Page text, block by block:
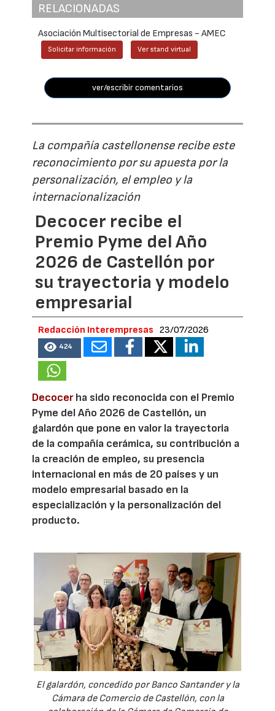
RELACIONADAS
Asociación Multisectorial de Empresas - AMEC
Solicitar información Ver stand virtual
ver/escribir comentarios
La compañía castellonense recibe este
reconocimiento por su apuesta por la
personalización, el empleo y la
internacionalización
Decocer recibe el
Premio Pyme del Año
2026 de Castellón por
su trayectoria y modelo
empresarial
Redacción Interempresas 23/07/2026
424
Decocerha sido reconocida con el Premio
Pyme del Año 2026 de Castellón, un
galardón que pone en valor la trayectoria
de la compañía cerámica, su contribución a
la creación de empleo, su presencia
internacional en más de 20 países y un
modelo empresarial basado en la
especialización y la personalización del
producto.
El galardón, concedido por Banco Santander y la
Cámara de Comercio de Castellón, con la